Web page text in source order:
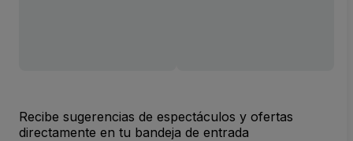
Recibe sugerencias de espectáculos y ofertas
directamente en tu bandeja de entrada